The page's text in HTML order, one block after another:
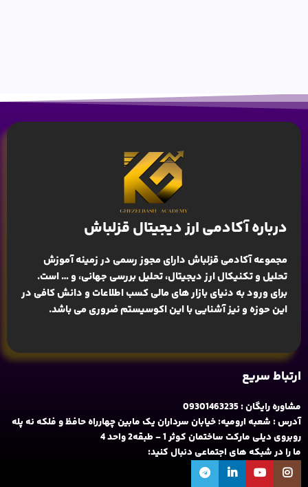
درباره آکادمی ارز دیجیتال قزلباش
مجموعه آکادمی قزلباش دارای مجوز رسمی در زمینهآموزش
تحلیل و تکنیکال ارز دیجیتال، تحلیل بررسی جهانی، و … است.
برای ورود به دنیای بازار های مالی کسب اطلاعات و دانش کافی در
این حوزه و نیز آشنایی با این اکوسیستم ضروری می باشد.
ارتباط سریع
مشاوره رایگان : 09301463235
آدرس : شعبه ارومیه: خیابان سرداران یک مابین چهارراه حافظ و فلکه نه پله
روبروی دیلی مارکت ساختمان کوثر 1 - طبقه2 واحد 4
ما را در شبکه های اجتماعی دنبال کنید: